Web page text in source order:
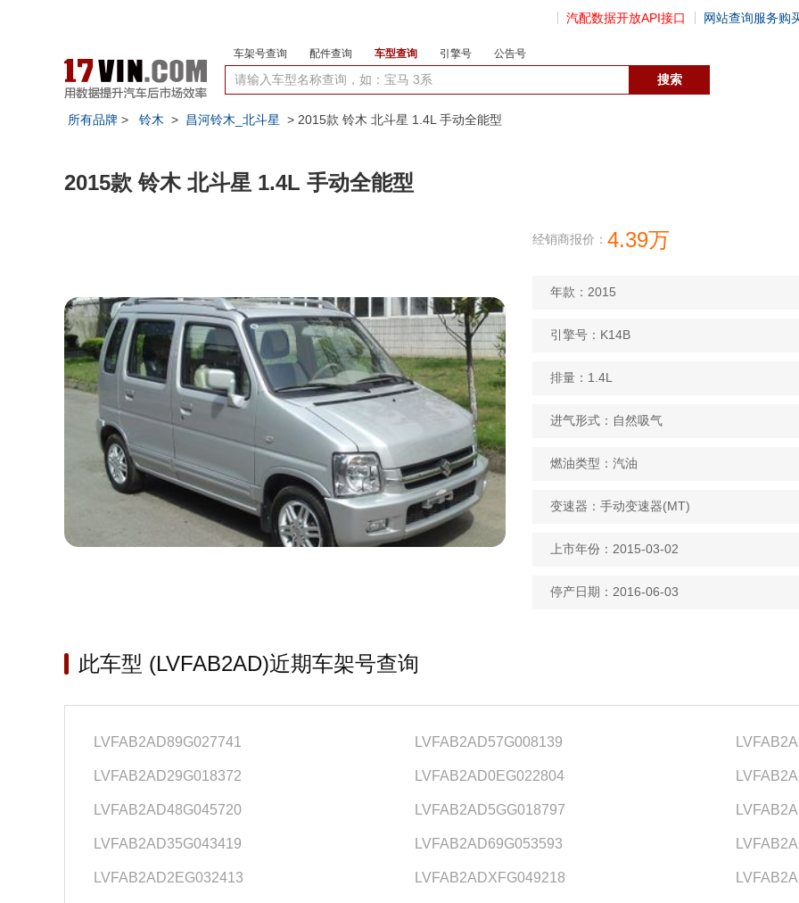
汽配数据开放API接口 网站查询服务购
车架号查询 配件查询 车型查询 引擎号 公告号
所有品牌 > 铃木 > 昌河铃木_北斗星 > 2015款 铃木 北斗星 1.4L 手动全能型
2015款 铃木 北斗星 1.4L 手动全能型
经销商报价： 4.39万
年款：2015
引擎号：K14B
排量：1.4L
进气形式：自然吸气
燃油类型：汽油
变速器：手动变速器(MT)
上市年份：2015-03-02
停产日期：2016-06-03
此车型 (LVFAB2AD)近期车架号查询
LVFAB2AD89G027741 LVFAB2AD57G008139
LVFAB2AD29G018372 LVFAB2AD0EG022804
LVFAB2AD48G045720 LVFAB2AD5GG018797
LVFAB2AD35G043419 LVFAB2AD69G053593
LVFAB2AD2EG032413 LVFAB2ADXFG049218